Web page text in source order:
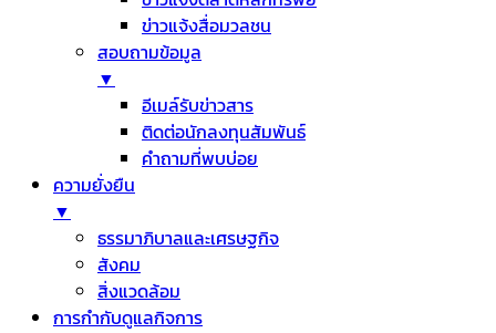
ข่าวแจ้งสื่อมวลชน
สอบถามข้อมูล
▼
อีเมล์รับข่าวสาร
ติดต่อนักลงทุนสัมพันธ์
คำถามที่พบบ่อย
ความยั่งยืน
▼
ธรรมาภิบาลและเศรษฐกิจ
สังคม
สิ่งแวดล้อม
การกำกับดูแลกิจการ